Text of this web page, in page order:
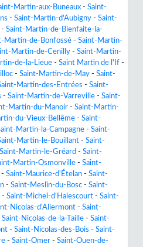
Martin-aux-Buneaux - Saint-
- Saint-Martin-d'Aubigny - Saint-
- Saint-Martin-de-Bienfaite-la-
Martin-de-Bonfossé - Saint-Martin-
Martin-de-Cenilly - Saint-Martin-
de-la-Lieue - Saint Martin de l'If -
- Saint-Martin-de-May - Saint-
Martin-des-Entrées - Saint-
- Saint-Martin-de-Varreville - Saint-
Martin-du-Manoir - Saint-Martin-
du-Vieux-Bellême - Saint-
Martin-la-Campagne - Saint-
Martin-le-Bouillant - Saint-
Saint-Martin-le-Gréard - Saint-
Martin-Osmonville - Saint-
- Saint-Maurice-d'Ételan - Saint-
- Saint-Meslin-du-Bosc - Saint-
- Saint-Michel-d'Halescourt - Saint-
Nicolas-d'Aliermont - Saint-
Saint-Nicolas-de-la-Taille - Saint-
- Saint-Nicolas-des-Bois - Saint-
- Saint-Omer - Saint-Ouen-de-